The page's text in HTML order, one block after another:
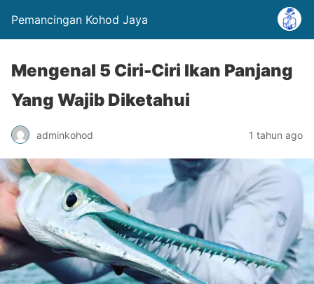
Pemancingan Kohod Jaya
Mengenal 5 Ciri-Ciri Ikan Panjang
Yang Wajib Diketahui
adminkohod 1 tahun ago